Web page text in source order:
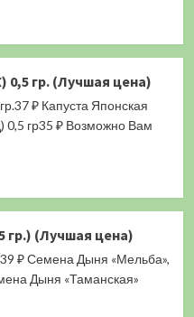
0,5 гр. (Лучшая цена)
₽ Капуста Японская
0,5 гр35 ₽ Возможно Вам
гр.) (Лучшая цена)
₽ Семена Дыня «Мельба»,
Дыня «Таманская»